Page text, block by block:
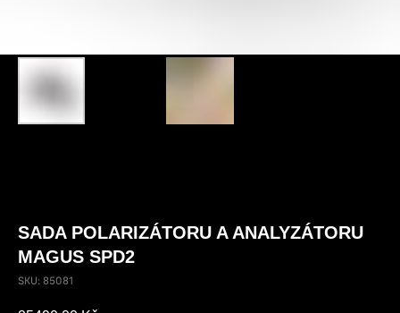
SADA POLARIZÁTORU A ANALYZÁTORU
MAGUS SPD2
SKU: 85081